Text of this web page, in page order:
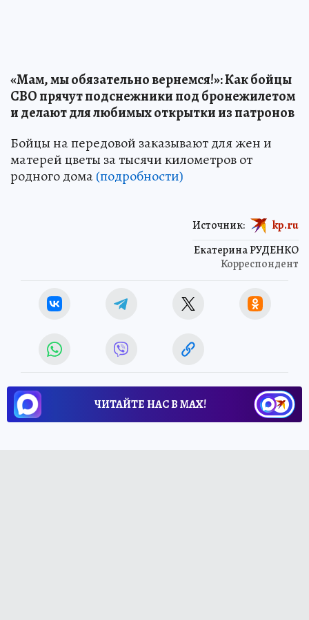
«Мам, мы обязательно вернемся!»: Как бойцы
СВО прячут подснежники под бронежилетом
и делают для любимых открытки из патронов
Бойцы на передовой заказывают для жен и
матерей цветы за тысячи километров от
родного дома(подробности)
Екатерина РУДЕНКО
Корреспондент
Источник: kp.ru
ЧИТАЙТЕ НАС В МАХ!